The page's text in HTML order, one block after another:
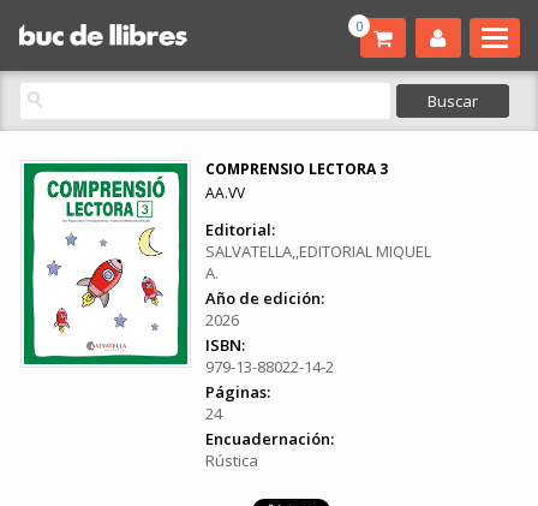
0
COMPRENSIO LECTORA 3
AA.VV
Editorial:
SALVATELLA,,EDITORIAL MIQUEL
A.
Año de edición:
2026
ISBN:
979-13-88022-14-2
Páginas:
24
Encuadernación:
Rústica